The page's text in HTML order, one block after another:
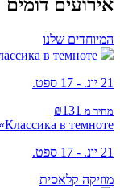
אירועים דומים
המיוחדים שלנו
в темноте»
21 יונ. - 17 ספט.
מחיר מ
в темноте»
21 יונ. - 17 ספט.
מוזיקה קלאסית